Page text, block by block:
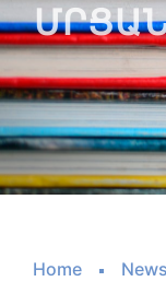
Home News